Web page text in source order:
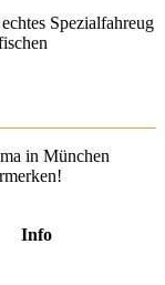
Spezialfahreug
in München
Info